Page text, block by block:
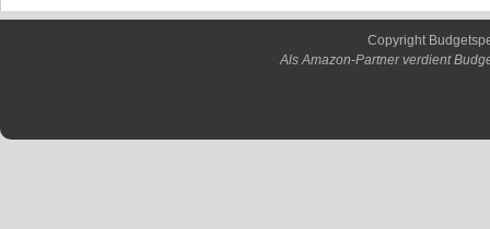
Copyright
Als Amazon-Partner verdient